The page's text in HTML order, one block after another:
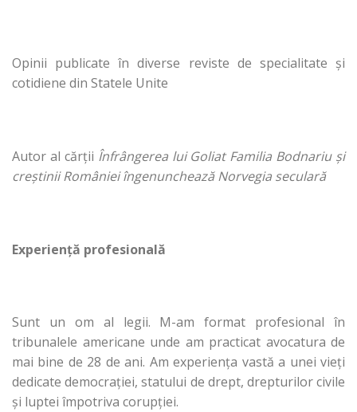
Opinii publicate în diverse reviste de specialitate și
cotidiene din Statele Unite
Autor al cărții Înfrângerea lui GoliatFamilia Bodnariu și
creștiniiRomâniei îngenuncheazăNorvegia seculară
Experiență profesională
Sunt un om al legii. M-am format profesional în
tribunalele americane unde am practicat avocatura de
mai bine de 28 de ani. Am experiența vastă a unei vieți
dedicate democrației, statului de drept, drepturilor civile
și luptei împotriva corupției.